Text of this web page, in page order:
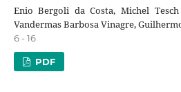
Enio Bergoli da Costa, Michel
Vandermas Barbosa Vinagre,
6 - 16
PDF